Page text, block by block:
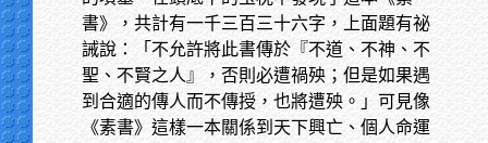
書》，共計有一千三百三十六字，上面題有祕
誡說：「不允許將此書傳於『不道、不神、不
聖、不賢之人』，否則必遭禍殃；但是如果遇
到合適的傳人而不傳授，也將遭殃。」可見像
《素書》這樣一本關係到天下興亡、個人命運